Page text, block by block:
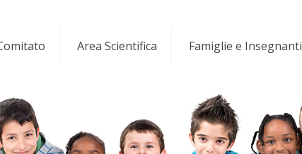
Area Scientifica Famiglie e Insegnanti